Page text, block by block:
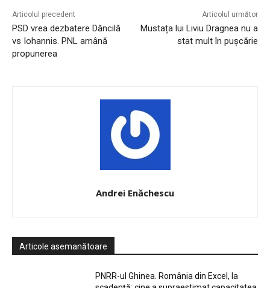
Articolul precedent
PSD vrea dezbatere Dăncilă
vs Iohannis. PNL amână
propunerea
Articolul următor
Mustața lui Liviu Dragnea nu a
stat mult în pușcărie
Andrei Enăchescu
Articole asemanătoare
PNRR-ul Ghinea. România din Excel, la